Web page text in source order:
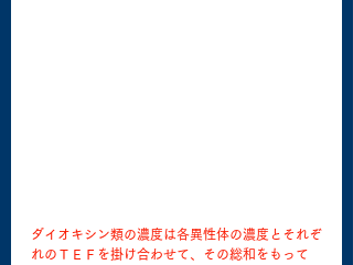
ダイオキシン類の濃度は各異性体の濃度とそれぞ
れのＴＥＦを掛け合わせて、その総和をもって